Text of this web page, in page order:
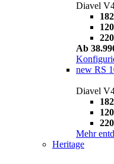
Diavel
Ab
new RS
Diavel
Mehr
Heritage